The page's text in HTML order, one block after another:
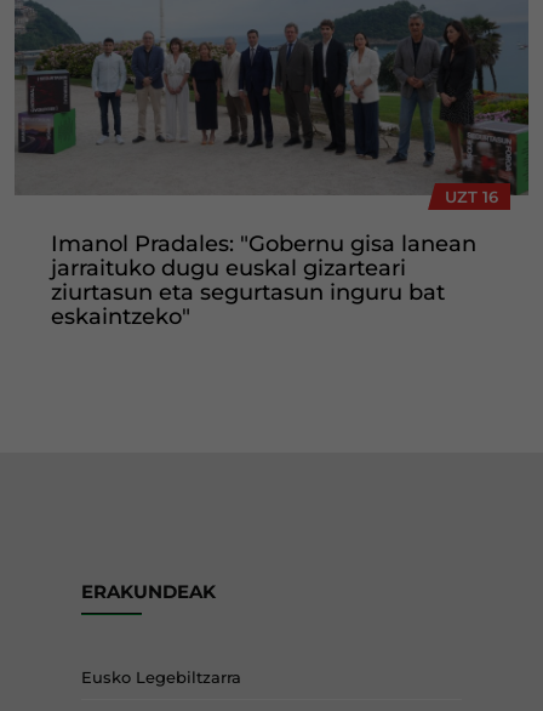
UZT 16
Imanol Pradales: "Gobernu gisa lanean
jarraituko dugu euskal gizarteari
ziurtasun eta segurtasun inguru bat
eskaintzeko"
ERAKUNDEAK
Eusko Legebiltzarra